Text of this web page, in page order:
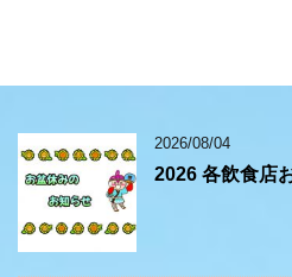
2026/08/04
2026 各飲食店